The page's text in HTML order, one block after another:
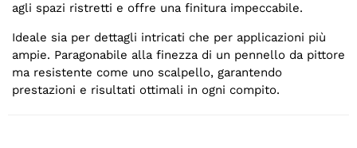
agli spazi ristretti e offre una finitura impeccabile.
Ideale sia per dettagli intricati che per applicazioni più
ampie. Paragonabile alla finezza di un pennello da pittore
ma resistente come uno scalpello, garantendo
prestazioni e risultati ottimali in ogni compito.